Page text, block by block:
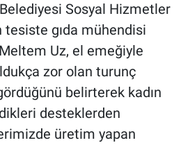
Sosyal Hizmetler
tesiste gıda mühendisi
Uz, el emeğiyle
zor olan turunç
belirterek kadın
desteklerden
üretim yapan